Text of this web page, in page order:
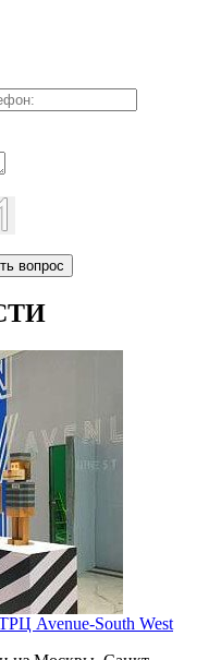
вопрос
Avenue-South West